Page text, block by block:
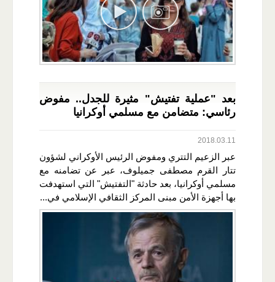
بعد "عملية تفتيش" مثيرة للجدل.. مفوض
رئاسي: متضامن مع مسلمي أوكرانيا
2018.03.11
عبر الزعيم التتري ومفوض الرئيس الأوكراني لشؤون
تتار القرم مصطفى جميلوف، عبر عن تضامنه مع
مسلمي أوكرانيا، بعد حادثة "التفتيش" التي استهدفت
بها أجهزة الأمن مبنى المركز الثقافي الإسلامي في...